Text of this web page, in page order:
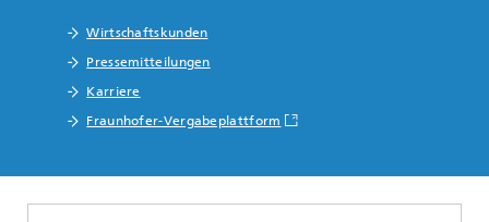
Wirtschaftskunden
Pressemitteilungen
Karriere
Fraunhofer-Vergabeplattform